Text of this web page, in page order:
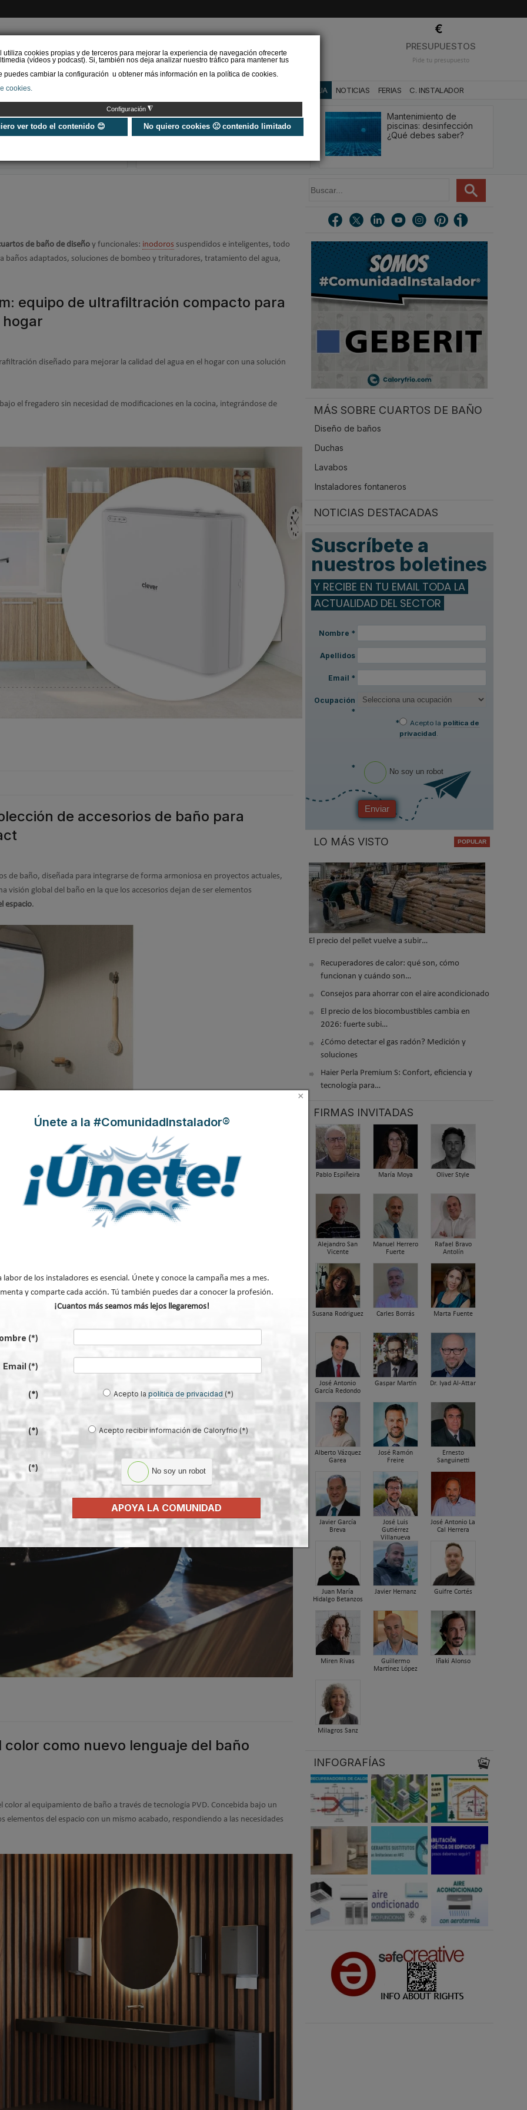
utiliza cookies propias y de terceros para mejorar la experiencia de navegación ofrecerte
(vídeos y podcast). Si, también nos deja analizar nuestro tráfico para mantener tus
puedes cambiar la configuración u obtener más información en la política de cookies.
cookies.
Configuración ◮
ver todo el contenido 😊 No quiero cookies 🙁 contenido limitado
PRESUPUESTOS
Pide tu presupuesto
RENOVABLES BAÑO Y AGUA NOTICIAS FERIAS C. INSTALADOR
El sector del baño se
convierte en el gran
reclamo del estreno de
Grifería y espacio ducha
en 2026: integración y
minimalismo en Casa
Mantenimiento de
piscinas: desinfección
¿Qué debes saber?
de baño de diseño y funcionales: inodoros suspendidos e inteligentes, todo
baños adaptados, soluciones de bombeo y trituradores, tratamiento del agua,
equipo de ultrafiltración compacto para
hogar
diseñado para mejorar la calidad del agua en el hogar con una solución
el fregadero sin necesidad de modificaciones en la cocina, integrándose de
de accesorios de baño para
de baño, diseñada para integrarse de forma armoniosa en proyectos actuales,
global del baño en la que los accesorios dejan de ser elementos
espacio.
«Design Continuum» en la
, una exposición inmersiva desarrollada en colaboración con
el diálogo, explora cómo el diseño moldea la percepción e influye en nuestros
el futuro del baño.
color como nuevo lenguaje del baño
color al equipamiento de baño a través de tecnología PVD. Concebida bajo un
del espacio con un mismo acabado, respondiendo a las necesidades
u
r
MÁS SOBRE CUARTOS DE BAÑO
Diseño de baños
Duchas
Lavabos
Instaladores fontaneros
NOTICIAS DESTACADAS
Suscríbete a
nuestros boletines
Y RECIBE EN TU EMAIL TODA LA
ACTUALIDAD DEL SECTOR
Nombre *
Apellidos
Email *
Ocupación
*
*
Acepto la política de
privacidad.
* No soy un robot
Enviar
LO MÁS VISTO
El precio del pellet vuelve a subir…
Recuperadores de calor: qué son, cómo
funcionan y cuándo son…
Consejos para ahorrar con el aire acondicionado
El precio de los biocombustibles cambia en
2026: fuerte subi…
¿Cómo detectar el gas radón? Medición y
soluciones
Haier Perla Premium S: Confort, eficiencia y
tecnología para…
FIRMAS INVITADAS
Pablo Espiñeira María Moya Oliver Style
Alejandro San
Vicente
Manuel Herrero
Fuerte
Rafael Bravo
Antolín
Susana Rodriguez Carles Borrás Marta Fuente
José Antonio
García Redondo
Gaspar Martín Dr. Iyad Al-Attar
Alberto Vázquez
Garea
José Ramón
Freire
Ernesto
Sanguinetti
Javier García
Breva
José Luis
Gutiérrez
Villanueva
José Antonio La
Cal Herrera
Juan María
Hidalgo Betanzos
Javier Hernanz Guifre Cortés
Miren Rivas
Guillermo
Martínez López
Iñaki Alonso
Milagros Sanz
INFOGRAFÍAS
×
Únete a la #ComunidadInstalador®
labor de los instaladores es esencial. Únete y conoce la campaña mes a mes.
y comparte cada acción. Tú también puedes dar a conocer la profesión.
¡Cuantos más seamos más lejos llegaremos!
(*)
Email (*)
(*) Acepto lapolítica de privacidad (*)
(*) Acepto recibir información de Caloryfrio (*)
(*) No soy un robot
APOYA LA COMUNIDAD